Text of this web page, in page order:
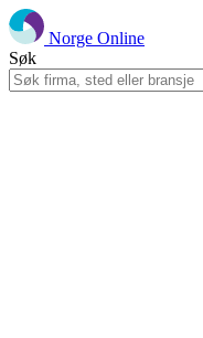
Norge Online
Søk